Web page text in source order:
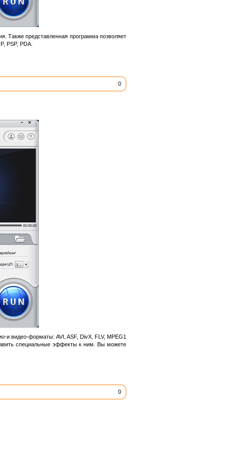
Также представленная программа позволяет
PSP, PDA.
0
и видео-форматы: AVI, ASF, DivX, FLV, MPEG1
специальные эффекты к ним. Вы можете
0